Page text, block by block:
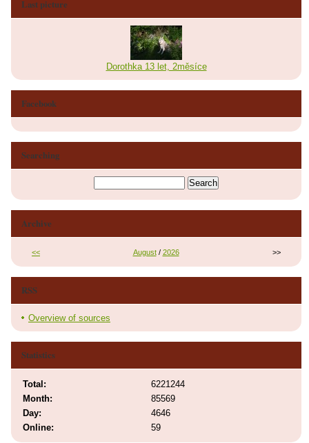
Last picture
Dorothka 13 let, 2měsíce
Facebook
Searching
Archive
<< August/ 2026 >>
RSS
Overview of sources
Statistics
Online: 59
Total:
6221244
Month:
85569
Day:
4646